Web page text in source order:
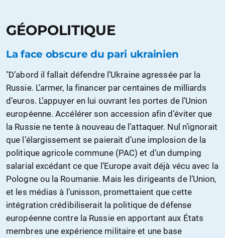
GÉOPOLITIQUE
La face obscure du pari ukrainien
"D’abord il fallait défendre l’Ukraine agressée par la
Russie. L’armer, la financer par centaines de milliards
d’euros. L’appuyer en lui ouvrant les portes de l’Union
européenne. Accélérer son accession afin d’éviter que
la Russie ne tente à nouveau de l’attaquer. Nul n’ignorait
que l’élargissement se paierait d’une implosion de la
politique agricole commune (PAC) et d’un dumping
salarial excédant ce que l’Europe avait déjà vécu avec la
Pologne ou la Roumanie. Mais les dirigeants de l’Union,
et les médias à l’unisson, promettaient que cette
intégration crédibiliserait la politique de défense
européenne contre la Russie en apportant aux États
membres une expérience militaire et une base